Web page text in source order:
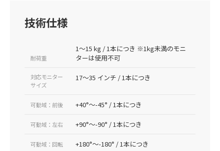
技術仕様
耐荷重
1～15 kg / 1本につき ※1kg未満のモニ
ターは使用不可
対応モニター
サイズ
17～35 インチ / 1本につき
可動域：前後 +40°～-45° / 1本につき
可動域：左右 +90°～-90° / 1本につき
可動域：回転 +180°～-180° / 1本につき